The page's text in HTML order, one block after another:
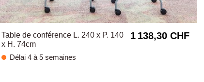
Table de conférence L. 240 x P. 140
x H. 74cm
Délai 4 à 5 semaines
1 138,30 CHF